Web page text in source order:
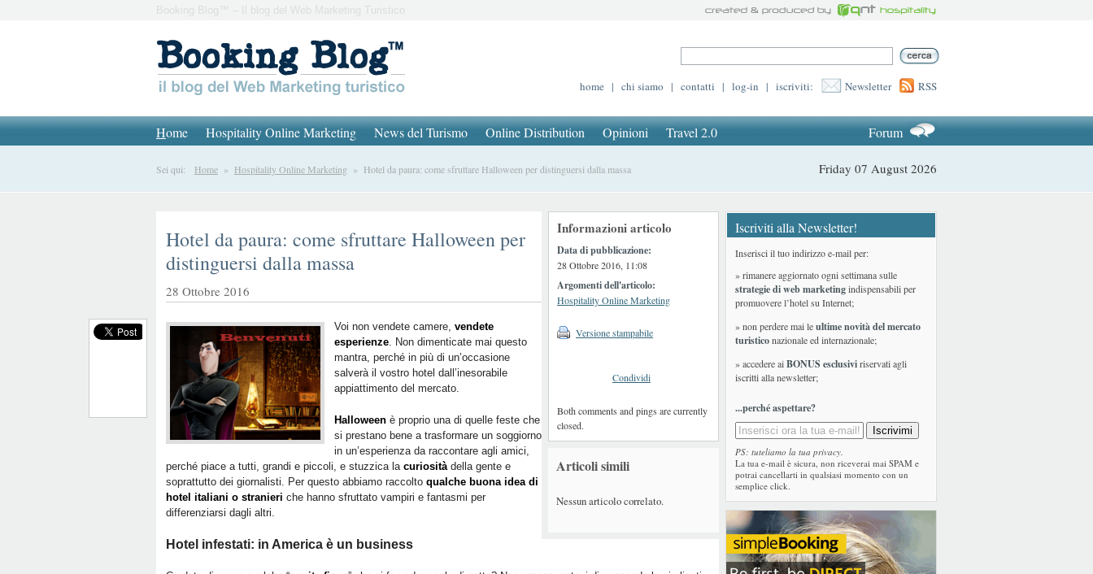
Booking Blog™ – Il blog del Web Marketing Turistico
home | chi siamo | contatti | log-in | iscriviti: Newsletter RSS
Home Hospitality Online Marketing News del Turismo Online Distribution Opinioni Travel 2.0 Forum
Sei qui: Home » Hospitality Online Marketing » Hotel da paura: come sfruttare Halloween per distinguersi dalla massa Friday 07 August 2026
Informazioni articolo
Data di pubblicazione:
28 Ottobre 2016, 11:08
Argomenti dell'articolo:
Hospitality Online Marketing
Versione stampabile
Condividi
Both comments and pings are currently
closed.
Articoli simili
Nessun articolo correlato.
Hotel da paura: come sfruttare Halloween per
distinguersi dalla massa
28 Ottobre 2016
Voi non vendete camere, vendete
esperienze. Non dimenticate mai questo
mantra, perché in più di un’occasione
salverà il vostro hotel dall’inesorabile
appiattimento del mercato.
Halloween è proprio una di quelle feste che
si prestano bene a trasformare un soggiorno
in un’esperienza da raccontare agli amici,
perché piace a tutti, grandi e piccoli, e stuzzica la curiositàdella gente e
soprattutto dei giornalisti. Per questo abbiamo raccolto qualche buona idea di
hotel italiani o stranieri che hanno sfruttato vampiri e fantasmi per
differenziarsi dagli altri.
Hotel infestati: in America è un business
Iscriviti alla Newsletter!
Inserisci il tuo indirizzo e-mail per:
» rimanere aggiornato ogni settimana sulle
strategie di web marketingindispensabili per
promuovere l’hotel su Internet;
» non perdere mai leultime novità del mercato
turisticonazionale ed internazionale;
» accedere aiBONUS esclusiviriservati agli
iscritti alla newsletter;
...perché aspettare?
PS: tuteliamo la tua privacy.
La tua e-mail è sicura, non riceverai mai SPAM e
potrai cancellarti in qualsiasi momento con un
semplice click.